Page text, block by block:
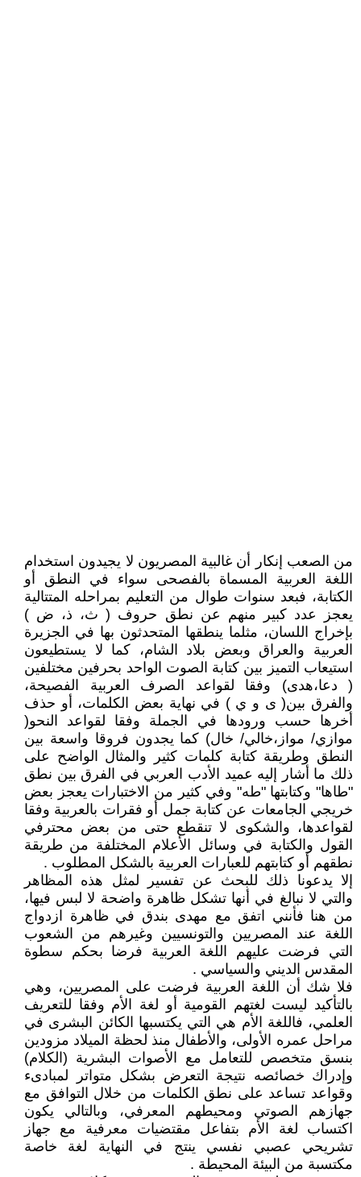
من الصعب إنكار أن غالبية المصريون لا يجيدون استخدام
اللغة العربية المسماة بالفصحى سواء في النطق أو
الكتابة، فبعد سنوات طوال من التعليم بمراحله المتتالية
يعجز عدد كبير منهم عن نطق حروف ( ث، ذ، ض )
بإخراج اللسان، مثلما ينطقها المتحدثون بها في الجزيرة
العربية والعراق وبعض بلاد الشام، كما لا يستطيعون
استيعاب التميز بين كتابة الصوت الواحد بحرفين مختلفين
( دعا،هدى) وفقا لقواعد الصرف العربية الفصيحة،
والفرق بين( ى و ي ) في نهاية بعض الكلمات، أو حذف
أخرها حسب ورودها في الجملة وفقا لقواعد النحو(
موازي/ مواز،خالي/ خال) كما يجدون فروقا واسعة بين
النطق وطريقة كتابة كلمات كثير والمثال الواضح على
ذلك ما أشار إليه عميد الأدب العربي في الفرق بين نطق
"طاها" وكتابتها "طه" وفي كثير من الاختبارات يعجز بعض
خريجي الجامعات عن كتابة جمل أو فقرات بالعربية وفقا
لقواعدها، والشكوى لا تنقطع حتى من بعض محترفي
القول والكتابة في وسائل الأعلام المختلفة من طريقة
نطقهم أو كتابتهم للعبارات العربية بالشكل المطلوب .
إلا يدعونا ذلك للبحث عن تفسير لمثل هذه المظاهر
والتي لا نبالغ في أنها تشكل ظاهرة واضحة لا لبس فيها،
من هنا فأنني اتفق مع مهدى بندق في ظاهرة ازدواج
اللغة عند المصريين والتونسيين وغيرهم من الشعوب
التي فرضت عليهم اللغة العربية فرضا بحكم سطوة
المقدس الديني والسياسي .
فلا شك أن اللغة العربية فرضت على المصريين، وهي
بالتأكيد ليست لغتهم القومية أو لغة الأم وفقا للتعريف
العلمي، فاللغة الأم هي التي يكتسبها الكائن البشرى في
مراحل عمره الأولى، والأطفال منذ لحظة الميلاد مزودين
بنسق متخصص للتعامل مع الأصوات البشرية (الكلام)
وإدراك خصائصه نتيجة التعرض بشكل متواتر لمبادىء
وقواعد تساعد على نطق الكلمات من خلال التوافق مع
جهازهم الصوتي ومحيطهم المعرفي، وبالتالي يكون
اكتساب لغة الأم بتفاعل مقتضيات معرفية مع جهاز
تشريحي عصبي نفسي ينتج في النهاية لغة خاصة
مكتسبة من البيئة المحيطة .